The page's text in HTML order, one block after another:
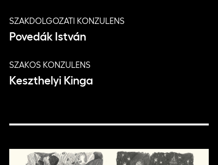
SZAKDOLGOZATI KONZULENS
Povedák István
SZAKOS KONZULENS
Keszthelyi Kinga